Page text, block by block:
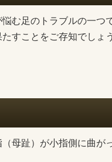
む足のトラブルの一つ
すことをご存知でしょ
母趾）が小指側に曲が